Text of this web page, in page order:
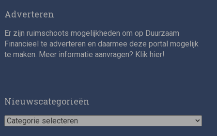
Adverteren
Er zijn ruimschoots mogelijkheden om op Duurzaam
Financieel te adverteren en daarmee deze portal mogelijk
te maken. Meer informatie aanvragen? Klik hier!
Nieuwscategorieën
Nieuwscategorieën